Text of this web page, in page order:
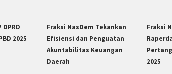
2025
Fraksi NasDem Tekankan
Efisiensi dan Penguatan
Akuntabilitas Keuangan
Daerah
Fraksi
Raperda
2025